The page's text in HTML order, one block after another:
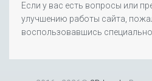
Если у вас есть вопросы или
улучшению работы сайта,
воспользовавшись